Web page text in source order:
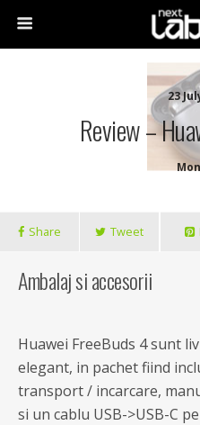
23
Review –
Share Tweet
Ambalaj si accesorii
Huawei FreeBuds 4 sunt
elegant, in pachet fiind
transport / incarcare,
si un cablu USB->USB-C